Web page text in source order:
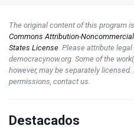
The original content of this program
Commons Attribution-
States License . Please attribute
democracynow.org. Some of the
however, may be separately
permissions, contact us.
Destacados